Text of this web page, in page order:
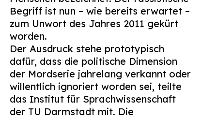
Archiv
Kontakt
Suchen
nach:
Begriff ist nun – wie bereits erwartet –
zum Unwort des Jahres 2011 gekürt
worden.
Der Ausdruck stehe prototypisch
dafür, dass die politische Dimension
der Mordserie jahrelang verkannt oder
willentlich ignoriert worden sei, teilte
das Institut für Sprachwissenschaft
der TU Darmstadt mit. Die